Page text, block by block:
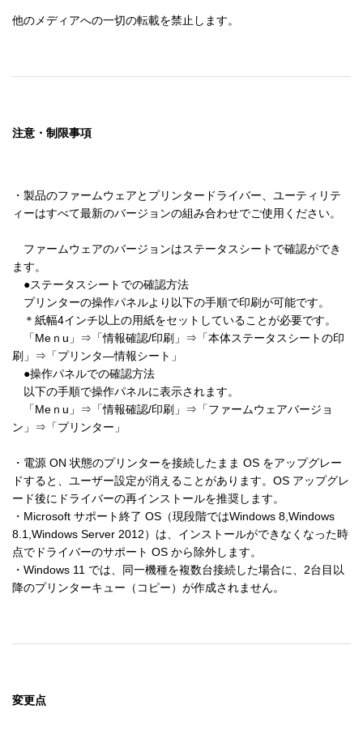
他のメディアへの一切の転載を禁止します。
注意・制限事項
・製品のファームウェアとプリンタードライバー、ユーティリテ
ィーはすべて最新のバージョンの組み合わせでご使用ください。
ファームウェアのバージョンはステータスシートで確認ができ
ます。
●ステータスシートでの確認方法
プリンターの操作パネルより以下の手順で印刷が可能です。
＊紙幅4インチ以上の用紙をセットしていることが必要です。
「Meｎu」⇒「情報確認/印刷」⇒「本体ステータスシートの印
刷」⇒「プリンタ―情報シート」
●操作パネルでの確認方法
以下の手順で操作パネルに表示されます。
「Meｎu」⇒「情報確認/印刷」⇒「ファームウェアバージョ
ン」⇒「プリンター」
・電源 ON 状態のプリンターを接続したまま OS をアップグレー
ドすると、ユーザー設定が消えることがあります。OS アップグレ
ード後にドライバーの再インストールを推奨します。
・Microsoft サポート終了 OS（現段階ではWindows 8,Windows
8.1,Windows Server 2012）は、インストールができなくなった時
点でドライバーのサポート OS から除外します。
・Windows 11 では、同一機種を複数台接続した場合に、2台目以
変更点